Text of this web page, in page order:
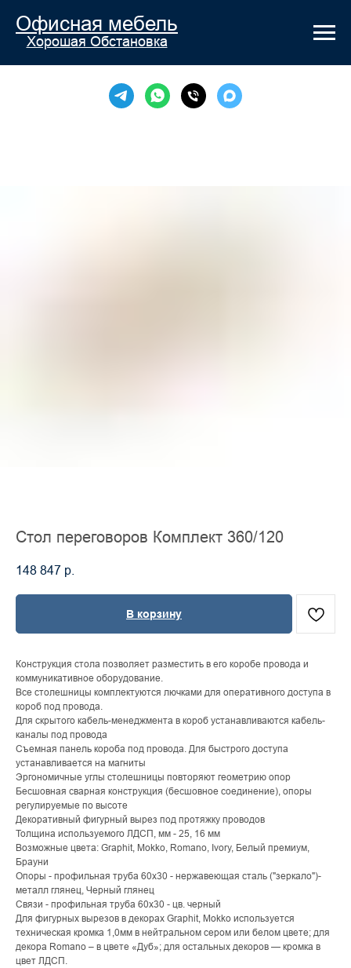
Офисная мебель
Хорошая Обстановка
Стол переговоров Комплект 360/120
148 847 р.
В корзину
Конструкция стола позволяет разместить в его коробе провода и
коммуникативное оборудование.
Все столешницы комплектуются лючками для оперативного доступа в
короб под провода.
Для скрытого кабель-менеджмента в короб устанавливаются кабель-
каналы под провода
Съемная панель короба под провода. Для быстрого доступа
устанавливается на магниты
Эргономичные углы столешницы повторяют геометрию опор
Бесшовная сварная конструкция (бесшовное соединение), опоры
регулируемые по высоте
Декоративный фигурный вырез под протяжку проводов
Толщина используемого ЛДСП, мм - 25, 16 мм
Возможные цвета: Graphit, Mokko, Romano, Ivory, Белый премиум,
Брауни
Опоры - профильная труба 60х30 - нержавеющая сталь ("зеркало")-
металл глянец, Черный глянец
Связи - профильная труба 60х30 - цв. черный
Для фигурных вырезов в декорах Graphit, Mokko используется
техническая кромка 1,0мм в нейтральном сером или белом цвете; для
декора Romano – в цвете «Дуб»; для остальных декоров — кромка в
цвет ЛДСП.